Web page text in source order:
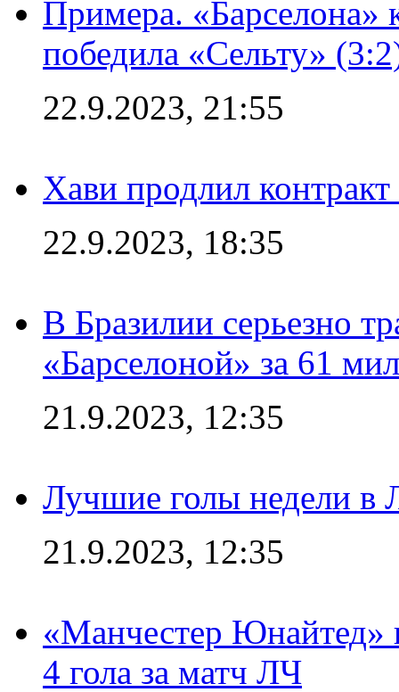
Примера. «Барселона»
победила «Сельту»
22.9.2023, 21:55
Хави продлил
22.9.2023, 18:35
В Бразилии серьезно
«Барселоной» за 61
21.9.2023, 12:35
Лучшие голы недели в
21.9.2023, 12:35
«Манчестер Юнайтед»
4 гола за матч ЛЧ